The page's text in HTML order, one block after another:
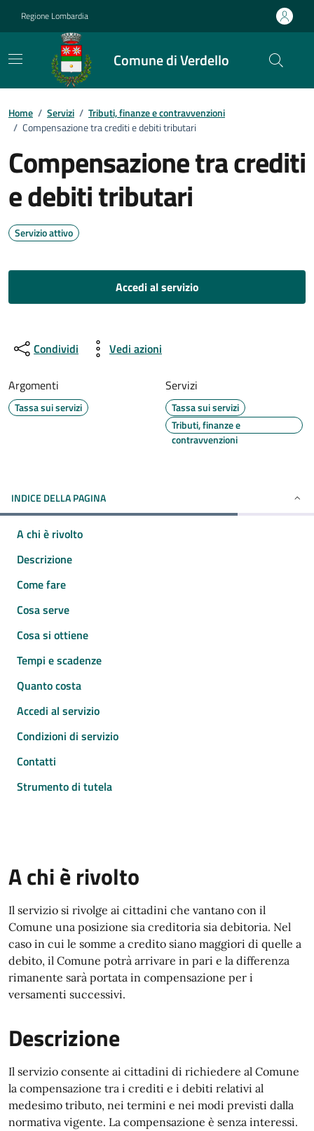
Regione Lombardia
Comune di Verdello
Home / Servizi / Tributi, finanze e contravvenzioni
/ Compensazione tra crediti e debiti tributari
Compensazione tra crediti
e debiti tributari
Servizio attivo
Accedi al servizio
Condividi Vedi azioni
Argomenti
Tassa sui servizi
Servizi
Tassa sui servizi
Tributi, finanze e
contravvenzioni
INDICE DELLA PAGINA
A chi è rivolto
Descrizione
Come fare
Cosa serve
Cosa si ottiene
Tempi e scadenze
Quanto costa
Accedi al servizio
Condizioni di servizio
Contatti
Strumento di tutela
A chi è rivolto
Il servizio si rivolge ai cittadini che vantano con il
Comune una posizione sia creditoria sia debitoria. Nel
caso in cui le somme a credito siano maggiori di quelle a
debito, il Comune potrà arrivare in pari e la differenza
rimanente sarà portata in compensazione per i
versamenti successivi.
Descrizione
Il servizio consente ai cittadini di richiedere al Comune
la compensazione tra i crediti e i debiti relativi al
medesimo tributo, nei termini e nei modi previsti dalla
normativa vigente. La compensazione è senza interessi.